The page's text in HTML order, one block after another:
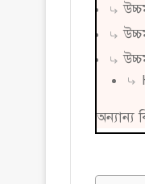
অন্যান্য